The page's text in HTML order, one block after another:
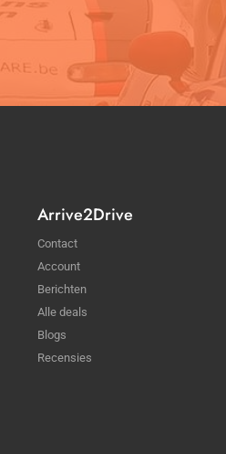
Arrive2Drive
Contact
Account
Berichten
Alle deals
Blogs
Recensies